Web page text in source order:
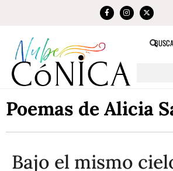
Poemas de Alicia
Bajo el mismo